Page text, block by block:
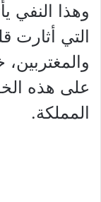
وهذا النفي
التي أثارت
على هذه
المملكة.